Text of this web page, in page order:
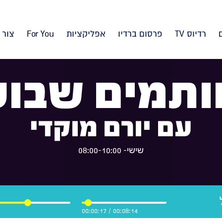
רדיוס TV פרסום ברדיו אפליקציות For You
עם יורם מוקדי
שישי- 08:00-10:00
00:08:14
/
00:00:18